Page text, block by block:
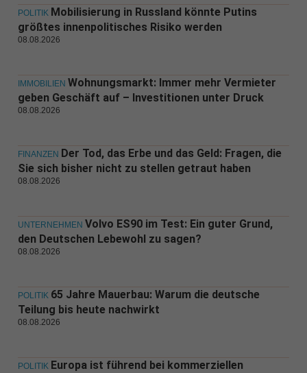
POLITIK Mobilisierung in Russland könnte Putins
größtes innenpolitisches Risiko werden
08.08.2026
IMMOBILIEN Wohnungsmarkt: Immer mehr Vermieter
geben Geschäft auf – Investitionen unter Druck
08.08.2026
FINANZEN Der Tod, das Erbe und das Geld: Fragen, die
Sie sich bisher nicht zu stellen getraut haben
08.08.2026
UNTERNEHMEN Volvo ES90 im Test: Ein guter Grund,
den Deutschen Lebewohl zu sagen?
08.08.2026
POLITIK 65 Jahre Mauerbau: Warum die deutsche
Teilung bis heute nachwirkt
08.08.2026
POLITIK Europa ist führend bei kommerziellen